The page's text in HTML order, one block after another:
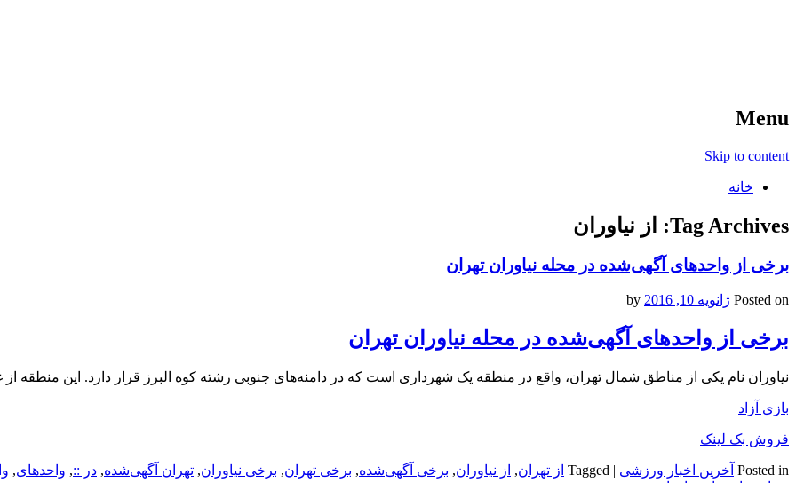
Menu
Skip to content
خانه
Tag Archives: از نیاوران
برخی از واحدهای آگهی‌شده در محله نیاوران تهران
Posted on ژانویه 10, 2016
برخی از واحدهای آگهی‌شده در محله نیاوران تهران
نیاوران نام یکی از مناطق شمال تهران، واقع در منطقه یک شهرداری است که در دامنه‌های جنوبی رشته کوه البرز قرار دارد. این منطقه
بازی آزاد
فروش بک لینک
Posted in آخرین اخبار ورزشی |
Tagged از تهران, از نیاوران, برخی آگهی‌شده, برخی تهران, برخی نیاوران, تهران آگهی‌شده, در ::, واحدهای,